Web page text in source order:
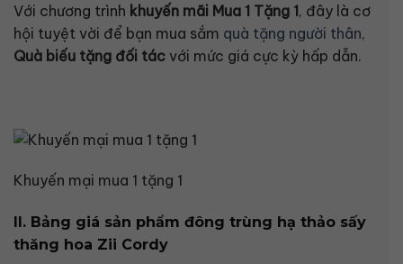
Với chương trình khuyến mãi Mua 1 Tặng 1, đây là cơ
hội tuyệt vời để bạn mua sắm quà tặng người thân,
Quà biếu tặng đối tác với mức giá cực kỳ hấp dẫn.
Khuyến mại mua 1 tặng 1
II. Bảng giá sản phẩm đông trùng hạ thảo sấy
thăng hoa Zii Cordy